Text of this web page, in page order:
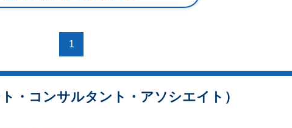
1
・コンサルタント・アソシエイト）